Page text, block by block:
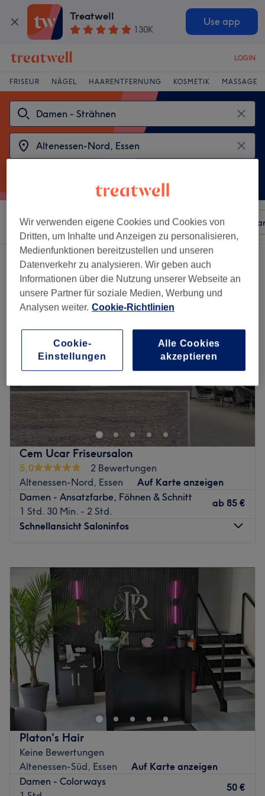
Treatwell
130K
Use app
LOGIN
FRISEUR NÄGEL HAARENTFERNUNG KOSMETIK MASSAGE
Sortieren nach Beliebiger Preis Besonderheiten
2 Salons die anbieten:
damen - strähnen in der Nähe von Altenessen-Nord, Essen
Cem Ucar Friseursalon
5,0
2 Bewertungen
Altenessen-Nord, Essen
Auf Karte anzeigen
Damen - Ansatzfarbe, Föhnen & Schnitt
1 Std. 30 Min. - 2 Std.
ab 85 €
Schnellansicht Saloninfos
Dienstag
Mittwoch
Donnerstag
09:00–
Freitag
–18:30
Samstag
08:30–16:00
Sonntag
Geschlossen
Der Cem Ucar Friseursalon in Altenessen-Nord steht für
modernes Friseurhandwerk, individuelle Beratung und
eine angenehme Wohlfühlatmosphäre. Ob
trendbewusster Haarschnitt, professionelle Coloration
oder ein frisches Styling für besondere Anlässe – hier wird
jeder Besuch zu einem persönlichen Beauty-Erlebnis. Das
Ziel des Salons ist es, die natürliche Ausstrahlung seiner
Kundinnen und Kunden zu unterstreichen und individuelle
Wünsche mit Kreativität und handwerklicher Präzision
Platon's Hair
Keine Bewertungen
Altenessen-Süd, Essen
Auf Karte anzeigen
Damen - Colorways
50 €
Wir verwenden eigene Cookies und Cookies von
Dritten, um Inhalte und Anzeigen zu personalisieren,
Medienfunktionen bereitzustellen und unseren
Datenverkehr zu analysieren. Wir geben auch
Informationen über die Nutzung unserer Webseite an
unsere Partner für soziale Medien, Werbung und
Analysen weiter. Cookie-Richtlinien
Cookie-
Einstellungen
Alle Cookies
akzeptieren